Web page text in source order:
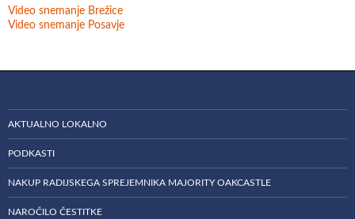
Video snemanje Brežice
Video snemanje Posavje
AKTUALNO LOKALNO
PODKASTI
NAKUP RADIJSKEGA SPREJEMNIKA MAJORITY OAKCASTLE
NAROČILO ČESTITKE